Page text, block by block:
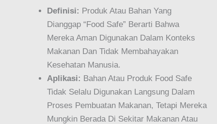
Definisi: Produk Atau Bahan Yang
Dianggap “food Safe” Berarti Bahwa
Mereka Aman Digunakan Dalam Konteks
Makanan Dan Tidak Membahayakan
Kesehatan Manusia.
Aplikasi: Bahan Atau Produk Food Safe
Tidak Selalu Digunakan Langsung Dalam
Proses Pembuatan Makanan, Tetapi Mereka
Mungkin Berada Di Sekitar Makanan Atau